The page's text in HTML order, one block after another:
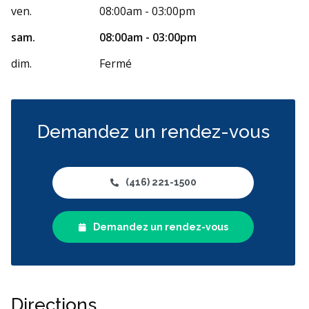
ven.
08:00am - 03:00pm
sam.
08:00am - 03:00pm
dim.
Fermé
Demandez un rendez-vous
(416) 221-1500
Demandez un rendez-vous
Directions